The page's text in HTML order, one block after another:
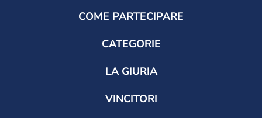
COME PARTECIPARE
CATEGORIE
LA GIURIA
VINCITORI